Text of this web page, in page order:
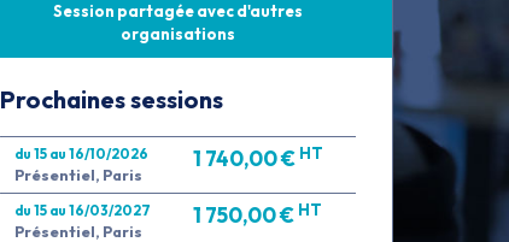
Session partagée avec d'autres
organisations
Prochaines sessions
du 15 au 16/10/2026
Présentiel, Paris
1 740,00 € HT
du 15 au 16/03/2027
Présentiel, Paris
1 750,00 € HT